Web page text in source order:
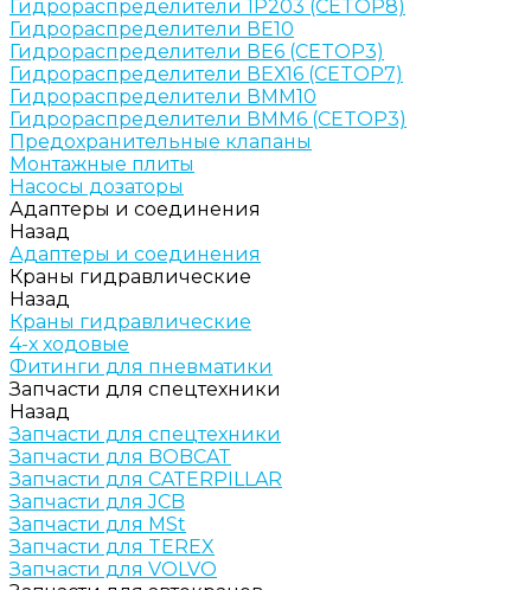
Гидрораспределители 1Р203 (CETOP8)
Гидрораспределители ВЕ10
Гидрораспределители ВЕ6 (CETOP3)
Гидрораспределители ВЕХ16 (CETOP7)
Гидрораспределители ВММ10
Гидрораспределители ВММ6 (CETOP3)
Предохранительные клапаны
Монтажные плиты
Насосы дозаторы
Адаптеры и соединения
Назад
Адаптеры и соединения
Краны гидравлические
Назад
Краны гидравлические
4-х ходовые
Фитинги для пневматики
Запчасти для спецтехники
Назад
Запчасти для спецтехники
Запчасти для BOBCAT
Запчасти для CATERPILLAR
Запчасти для JCB
Запчасти для MSt
Запчасти для TEREX
Запчасти для VOLVO